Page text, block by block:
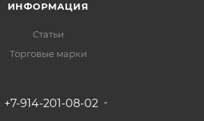
ИНФОРМАЦИЯ
Статьи
Торговые марки
+7-914-201-08-02